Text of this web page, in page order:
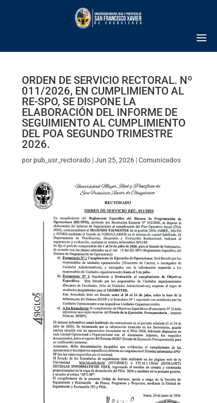
ORDEN DE SERVICIO RECTORAL. Nº
011/2026, EN CUMPLIMIENTO AL
RE-SPO, SE DISPONE LA
ELABORACIÓN DEL INFORME DE
SEGUIMIENTO AL CUMPLIMIENTO
DEL POA SEGUNDO TRIMESTRE
2026.
por pub_usr_rectorado|Jun 25, 2026|Comunicados